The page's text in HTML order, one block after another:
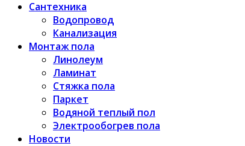
Сантехника
Водопровод
Канализация
Монтаж пола
Линолеум
Ламинат
Стяжка пола
Паркет
Водяной теплый пол
Электрообогрев пола
Новости